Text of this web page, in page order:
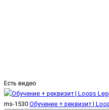
Есть видео
ms-1530 Обучение + реквизит |